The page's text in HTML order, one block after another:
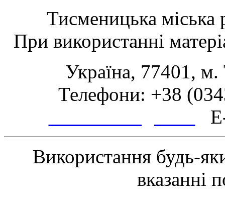
Тисменицька міська
При використанні
Україна, 77401,
Телефони: +38
Використання будь-
вказанні